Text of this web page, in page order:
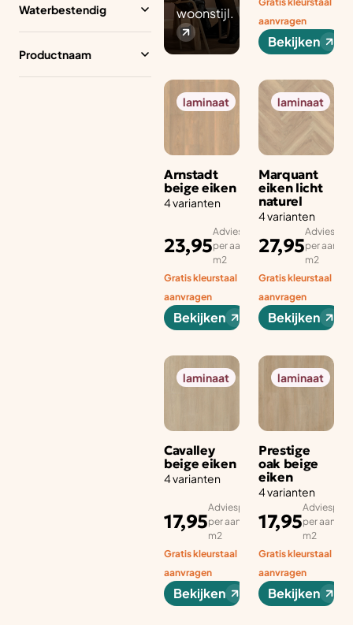
Waterbestendig
Productnaam
woonstijl.
aanvragen
Bekijken
laminaat
Arnstadt
beige eiken
4 varianten
23,95
Adviesprijs
per aantal
m2
Gratis kleurstaal
aanvragen
Bekijken
laminaat
Marquant
eiken licht
naturel
4 varianten
27,95
Adviesprijs
per aantal
m2
Gratis kleurstaal
aanvragen
Bekijken
laminaat
Cavalley
beige eiken
4 varianten
17,95
Adviesprijs
per aantal
m2
Gratis kleurstaal
aanvragen
Bekijken
laminaat
Prestige
oak beige
eiken
4 varianten
17,95
Adviesprijs
per aantal
m2
Gratis kleurstaal
aanvragen
Bekijken